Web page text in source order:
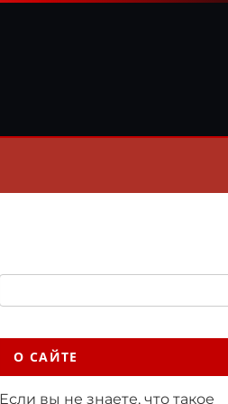
О САЙТЕ
Если вы не знаете, что такое